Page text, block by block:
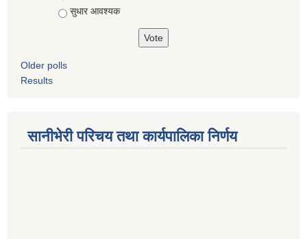
सुधार आवश्यक
Older polls
Results
सानीभेरी परिचय तथा कार्यपालिका निर्णय